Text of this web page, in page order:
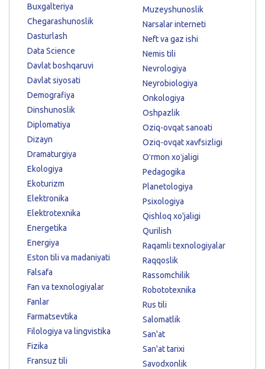
Buxgalteriya
Chegarashunoslik
Dasturlash
Data Science
Davlat boshqaruvi
Davlat siyosati
Demografiya
Dinshunoslik
Diplomatiya
Dizayn
Dramaturgiya
Ekologiya
Ekoturizm
Elektronika
Elektrotexnika
Energetika
Energiya
Eston tili va madaniyati
Falsafa
Fan va texnologiyalar
Fanlar
Farmatsevtika
Filologiya va lingvistika
Fizika
Fransuz tili
Muzeyshunoslik
Narsalar interneti
Neft va gaz ishi
Nemis tili
Nevrologiya
Neyrobiologiya
Onkologiya
Oshpazlik
Oziq-ovqat sanoati
Oziq-ovqat xavfsizligi
Oʻrmon xoʻjaligi
Pedagogika
Planetologiya
Psixologiya
Qishloq xo'jaligi
Qurilish
Raqamli texnologiyalar
Raqqoslik
Rassomchilik
Robototexnika
Rus tili
Salomatlik
San'at
San'at tarixi
Savodxonlik